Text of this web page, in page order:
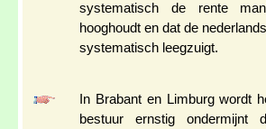
systematisch de rente
hooghoudt en dat de
systematisch leegzuigt.
In Brabant en Limburg wordt
bestuur ernstig ondermijnt